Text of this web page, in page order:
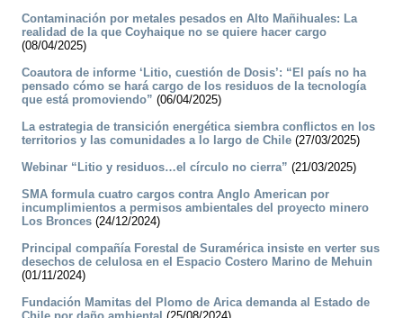
Contaminación por metales pesados en Alto Mañihuales: La
realidad de la que Coyhaique no se quiere hacer cargo
(08/04/2025)
Coautora de informe ‘Litio, cuestión de Dosis’: “El país no ha
pensado cómo se hará cargo de los residuos de la tecnología
que está promoviendo” (06/04/2025)
La estrategia de transición energética siembra conflictos en los
territorios y las comunidades a lo largo de Chile (27/03/2025)
Webinar “Litio y residuos…el círculo no cierra” (21/03/2025)
SMA formula cuatro cargos contra Anglo American por
incumplimientos a permisos ambientales del proyecto minero
Los Bronces (24/12/2024)
Principal compañía Forestal de Suramérica insiste en verter sus
desechos de celulosa en el Espacio Costero Marino de Mehuin
(01/11/2024)
Fundación Mamitas del Plomo de Arica demanda al Estado de